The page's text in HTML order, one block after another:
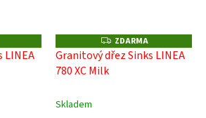
LINEA
Z
D
A
ZDARMA
Granitový dřez Sinks LINEA
780 XC Milk
Skladem